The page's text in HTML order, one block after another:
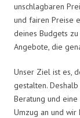
unschlagbaren
und fairen Preise
deines Budgets
Angebote, die
Unser Ziel ist es,
gestalten.
Beratung und
Umzug an und wir